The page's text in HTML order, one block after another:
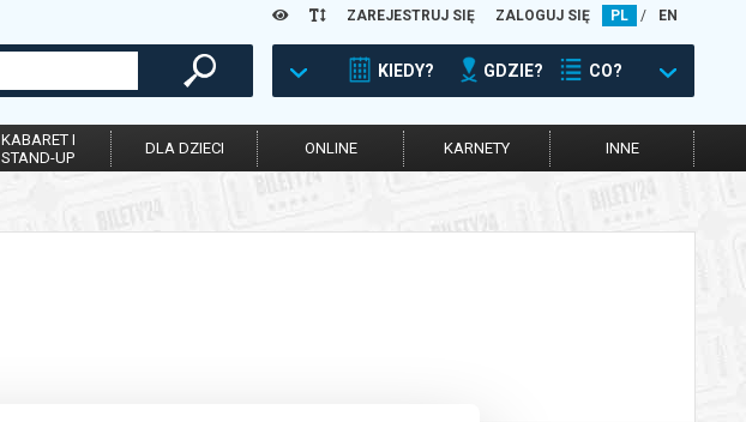
ZAREJESTRUJ SIĘ ZALOGUJ SIĘ PL / EN
KIEDY? GDZIE? CO?
KABARET I
STAND-UP
DLA DZIECI ONLINE KARNETY INNE